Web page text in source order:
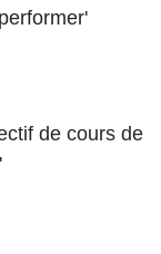
de cours de